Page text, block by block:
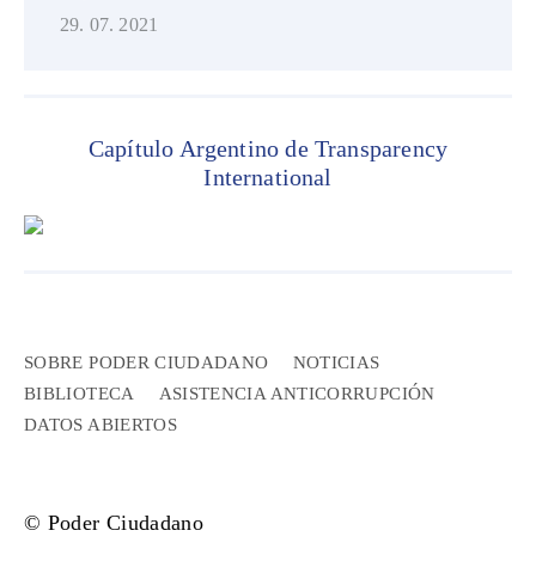
29. 07. 2021
Capítulo Argentino de Transparency
International
SOBRE PODER CIUDADANO
NOTICIAS
BIBLIOTECA
ASISTENCIA ANTICORRUPCIÓN
DATOS ABIERTOS
© Poder Ciudadano